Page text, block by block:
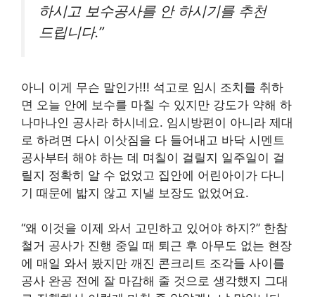
하시고 보수공사를 안 하시기를 추천
드립니다.”
아니 이게 무슨 말인가!!! 석고로 임시 조치를 취하
면 오늘 안에 보수를 마칠 수 있지만 강도가 약해 하
나마나인 공사라 하시네요. 임시방편이 아니라 제대
로 하려면 다시 이삿짐을 다 들어내고 바닥 시멘트
공사부터 해야 하는 데 며칠이 걸릴지 일주일이 걸
릴지 정확히 알 수 없었고 집안에 어린아이가 다니
기 때문에 밟지 않고 지낼 보장도 없었어요.
“왜 이것을 이제 와서 고민하고 있어야 하지?” 한참
철거 공사가 진행 중일 때 퇴근 후 아무도 없는 현장
에 매일 와서 봤지만 깨진 콘크리트 조각들 사이를
공사 완공 전에 잘 마감해 줄 것으로 생각했지 그대